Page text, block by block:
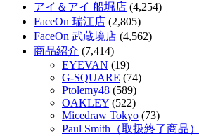
アイ＆アイ 船堀店 (4,254)
FaceOn 瑞江店 (2,805)
FaceOn 武蔵境店 (4,562)
商品紹介 (7,414)
EYEVAN (19)
G-SQUARE (74)
Ptolemy48 (589)
OAKLEY (522)
Micedraw Tokyo (73)
Paul Smith（取扱終了商品）